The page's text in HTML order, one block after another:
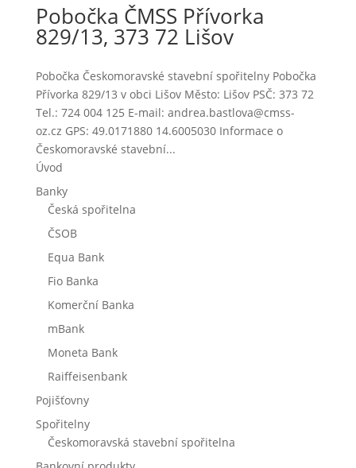
Pobočka ČMSS Přívorka
829/13, 373 72 Lišov
Pobočka Českomoravské stavební spořitelny Pobočka
Přívorka 829/13 v obci Lišov Město: Lišov PSČ: 373 72
Tel.: 724 004 125 E-mail: andrea.bastlova@cmss-
oz.cz GPS: 49.0171880 14.6005030 Informace o
Českomoravské stavební...
Úvod
Banky
Česká spořitelna
ČSOB
Equa Bank
Fio Banka
Komerční Banka
mBank
Moneta Bank
Raiffeisenbank
Pojišťovny
Spořitelny
Českomoravská stavební spořitelna